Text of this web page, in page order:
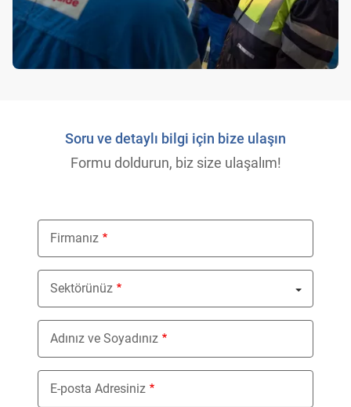
Soru ve detaylı bilgi için bize ulaşın
Formu doldurun, biz size ulaşalım!
Firmanız
Sektörünüz
Nothing selected
Adınız ve Soyadınız
E-posta Adresiniz